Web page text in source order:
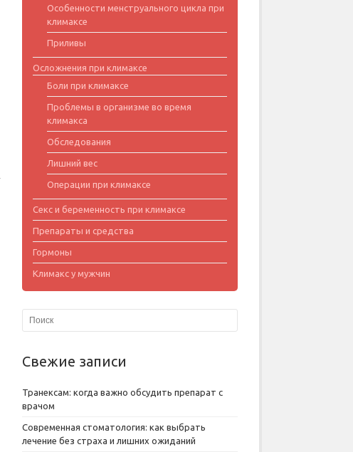
Особенности менструального цикла при
климаксе
Приливы
Осложнения при климаксе
Боли при климаксе
Проблемы в организме во время
климакса
Обследования
Лишний вес
Операции при климаксе
Секс и беременность при климаксе
Препараты и средства
Гормоны
Климакс у мужчин
Свежие записи
Транексам: когда важно обсудить препарат с
врачом
Современная стоматология: как выбрать
лечение без страха и лишних ожиданий